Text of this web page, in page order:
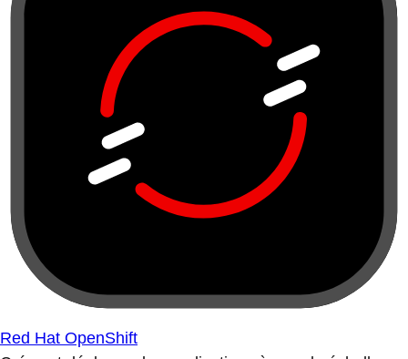
Red Hat OpenShift